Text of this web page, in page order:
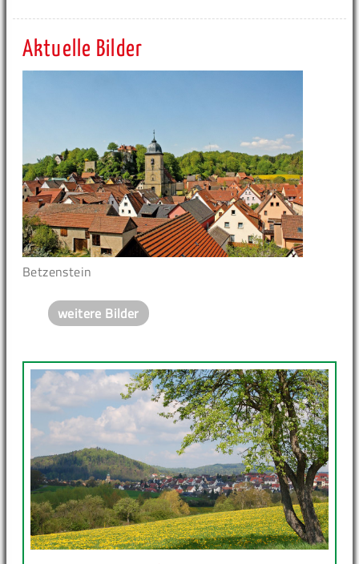
Aktuelle Bilder
Betzenstein
weitere Bilder